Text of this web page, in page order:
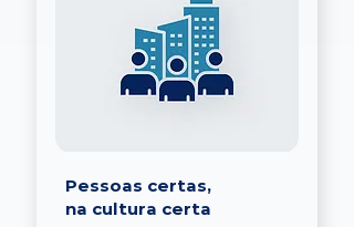
Pessoas certas,
na cultura certa